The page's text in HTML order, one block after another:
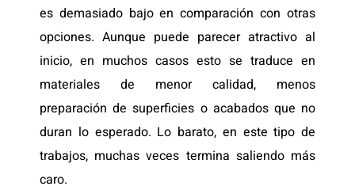
es demasiado bajo en comparación con otras
opciones. Aunque puede parecer atractivo al
inicio, en muchos casos esto se traduce en
materiales de menor calidad, menos
preparación de superficies o acabados que no
duran lo esperado. Lo barato, en este tipo de
trabajos, muchas veces termina saliendo más
caro.